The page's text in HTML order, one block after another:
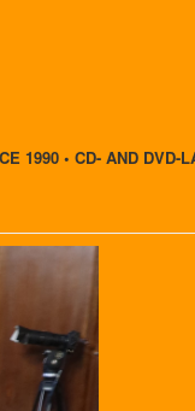
1990 • CD- AND DVD-